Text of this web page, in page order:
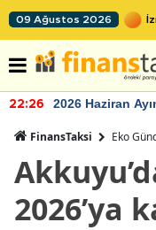
09 Ağustos 2026
22:26 2026 Haziran
FinansTaksi Eko
2026’ya